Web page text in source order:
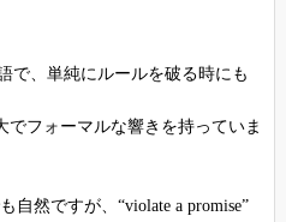
で、単純にルールを破る時にも
でフォーマルな響きを持っていま
自然ですが、“violate a promise”